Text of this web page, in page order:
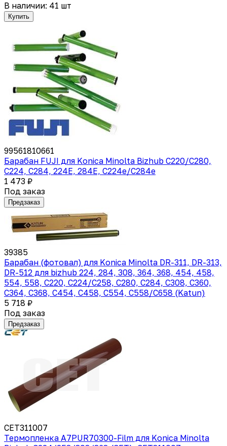
В наличии: 41 шт
Купить
99561810661
Барабан FUJI для Konica Minolta Bizhub C220/C280,
C224, C284, 224E, 284E, C224e/C284e
1 473 ₽
Под заказ
Предзаказ
39385
Барабан (фотовал) для Konica Minolta DR-311, DR-313,
DR-512 для bizhub 224, 284, 308, 364, 368, 454, 458,
554, 558, С220, C224/C258, С280, C284, C308, С360,
C364, C368, C454, C458, C554, C558/C658 (Katun)
5 718 ₽
Под заказ
Предзаказ
CET311007
Термопленка A7PUR70300-Film для Konica Minolta